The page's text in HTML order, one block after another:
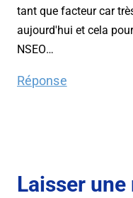
tant que facteur car
aujourd'hui et cela
NSEO…
Réponse
Laisser une